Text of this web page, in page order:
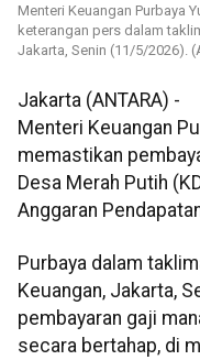
Menteri Keuangan Purbaya
keterangan pers dalam
Jakarta, Senin (11/5/2026).
Jakarta (ANTARA) -
Menteri Keuangan
memastikan
Desa Merah Putih
Anggaran
Purbaya dalam
Keuangan, Jakarta,
pembayaran gaji
secara bertahap, di